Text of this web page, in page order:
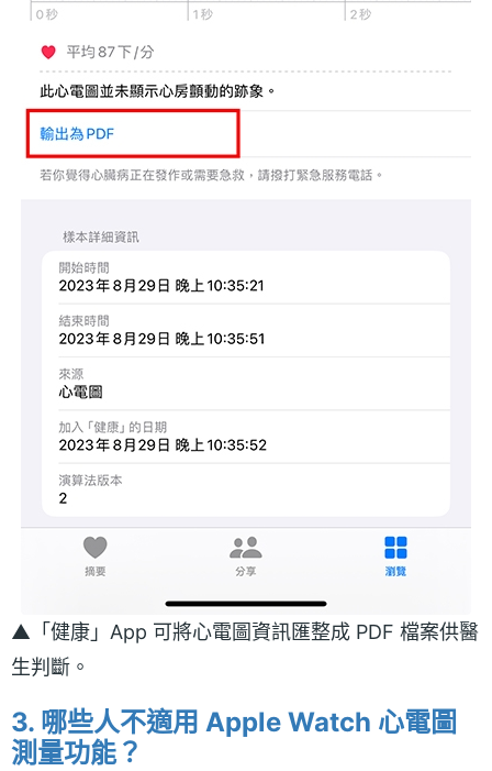
▲「健康」App 可將心電圖資訊匯整成 PDF 檔案供醫
生判斷。
3. 哪些人不適用 Apple Watch 心電圖
測量功能？